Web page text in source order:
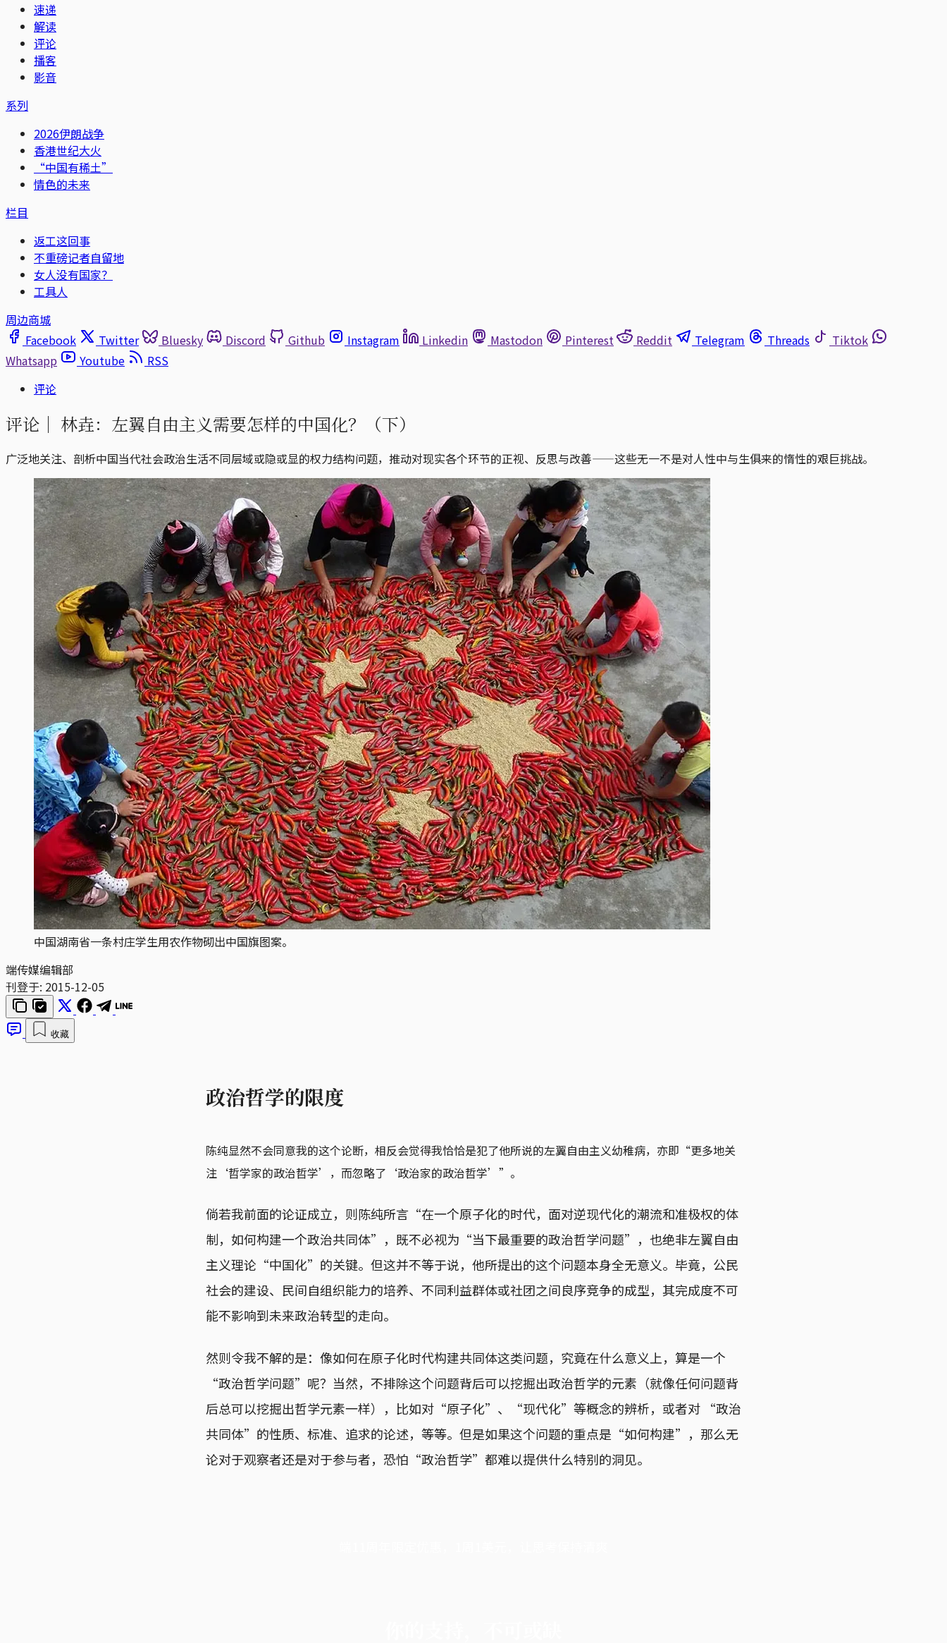
速递
解读
评论
播客
影音
系列
2026伊朗战争
香港世纪大火
“中国有稀土”
情色的未来
栏目
返工这回事
不重磅记者自留地
女人没有国家？
工具人
周边商城
Facebook
Twitter Bluesky Discord Github Instagram Linkedin Mastodon Pinterest Reddit Telegram Threads
Tiktok
Whatsapp
Youtube
RSS
评论
评论｜ 林垚：左翼自由主义需要怎样的中国化？（下）
广泛地关注、剖析中国当代社会政治生活不同层域或隐或显的权力结构问题，推动对现实各个环节的正视、反思与改善——这些无一不是对人性中与生俱来的惰性的艰巨挑战。
中国湖南省一条村庄学生用农作物砌出中国旗图案。
端传媒编辑部
刊登于: 2015-12-05
收藏
政治哲学的限度
陈纯显然不会同意我的这个论断，相反会觉得我恰恰是犯了他所说的左翼自由主义幼稚病，亦即“更多地关
注‘哲学家的政治哲学’，而忽略了‘政治家的政治哲学’”。
倘若我前面的论证成立，则陈纯所言“在一个原子化的时代，面对逆现代化的潮流和准极权的体
制，如何构建一个政治共同体”，既不必视为“当下最重要的政治哲学问题”，也绝非左翼自由
主义理论“中国化”的关键。但这并不等于说，他所提出的这个问题本身全无意义。毕竟，公民
社会的建设、民间自组织能力的培养、不同利益群体或社团之间良序竞争的成型，其完成度不可
能不影响到未来政治转型的走向。
然则令我不解的是：像如何在原子化时代构建共同体这类问题，究竟在什么意义上，算是一个
“政治哲学问题”呢？当然，不排除这个问题背后可以挖掘出政治哲学的元素（就像任何问题背
后总可以挖掘出哲学元素一样），比如对“原子化”、“现代化”等概念的辨析，或者对 “政治
共同体”的性质、标准、追求的论述，等等。但是如果这个问题的重点是“如何构建”，那么无
论对于观察者还是对于参与者，恐怕“政治哲学”都难以提供什么特别的洞见。